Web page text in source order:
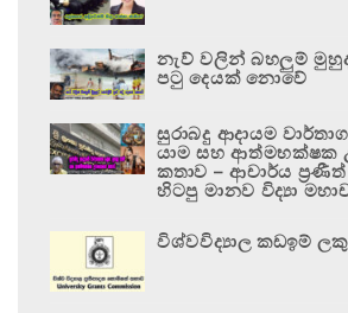
නැව් වලින් බහලුම්
පටු දෙයක් නොවේ
සුරාබදු ආදායම
යාම සහ ආත්මභක්ෂක
කතාව – ආචාර්ය
හිටපු මානව විද්‍යා
විශ්වවිද්‍යාල කඩඉම්